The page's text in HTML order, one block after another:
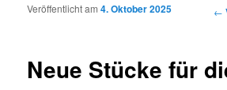
Artikelnavigation ←
Neue Stücke für
Veröffentlicht am4. Oktober 2025